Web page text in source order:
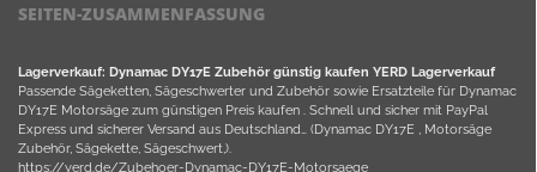
SEITEN-ZUSAMMENFASSUNG
Lagerverkauf: Dynamac DY17E Zubehör günstig kaufen YERD Lagerverkauf
Passende Sägeketten, Sägeschwerter und Zubehör sowie Ersatzteile für Dynamac
DY17E Motorsäge zum günstigen Preis kaufen . Schnell und sicher mit PayPal
Express und sicherer Versand aus Deutschland… (Dynamac DY17E , Motorsäge
Zubehör, Sägekette, Sägeschwert,).
https://yerd.de/Zubehoer-Dynamac-DY17E-Motorsaege